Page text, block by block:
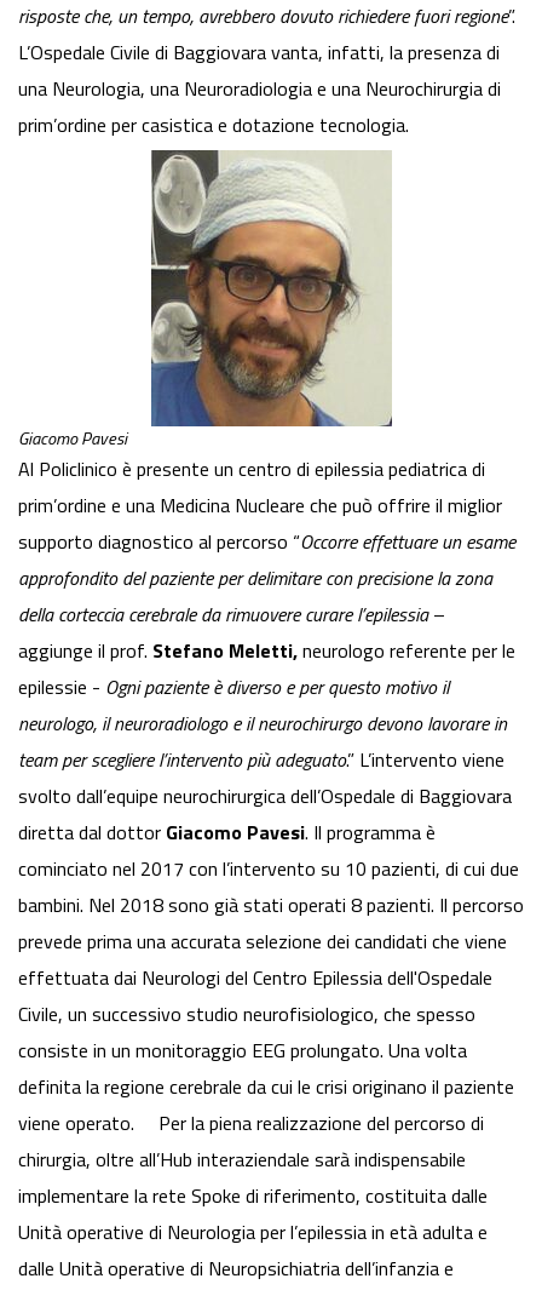
risposte che, un tempo, avrebbero dovuto richiedere fuori regione”.
L’Ospedale Civile di Baggiovara vanta, infatti, la presenza di
una Neurologia, una Neuroradiologia e una Neurochirurgia di
prim’ordine per casistica e dotazione tecnologia.
Giacomo Pavesi
Al Policlinico è presente un centro di epilessia pediatrica di
prim’ordine e una Medicina Nucleare che può offrire il miglior
supporto diagnostico al percorso “Occorre effettuare un esame
approfondito del paziente per delimitare con precisione la zona
della corteccia cerebrale da rimuovere curare l’epilessia–
aggiunge il prof. Stefano Meletti,neurologo referente per le
epilessie - Ogni paziente è diverso e per questo motivo il
neurologo, il neuroradiologo e il neurochirurgo devono lavorare in
team per scegliere l’intervento più adeguato.” L’intervento viene
svolto dall’equipe neurochirurgica dell’Ospedale di Baggiovara
diretta dal dottor Giacomo Pavesi. Il programma è
cominciato nel 2017 con l’intervento su 10 pazienti, di cui due
bambini. Nel 2018 sono già stati operati 8 pazienti. Il percorso
prevede prima una accurata selezione dei candidati che viene
effettuata dai Neurologi del Centro Epilessia dell'Ospedale
Civile, un successivo studio neurofisiologico, che spesso
consiste in un monitoraggio EEG prolungato. Una volta
definita la regione cerebrale da cui le crisi originano il paziente
viene operato. Per la piena realizzazione del percorso di
chirurgia, oltre all’Hub interaziendale sarà indispensabile
implementare la rete Spoke di riferimento, costituita dalle
Unità operative di Neurologia per l’epilessia in età adulta e
dalle Unità operative di Neuropsichiatria dell’infanzia e